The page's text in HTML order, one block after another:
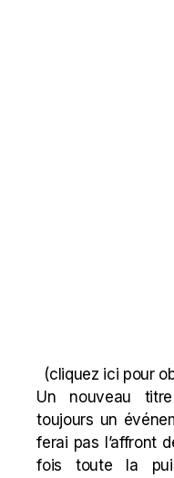
(cliquez ici pour
Un nouveau
toujours un
ferai pas l’affront
fois toute la